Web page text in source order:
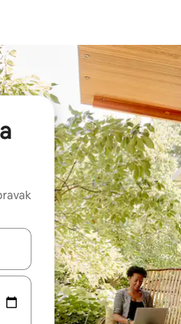
kroz njih pomoću strelica nagore i